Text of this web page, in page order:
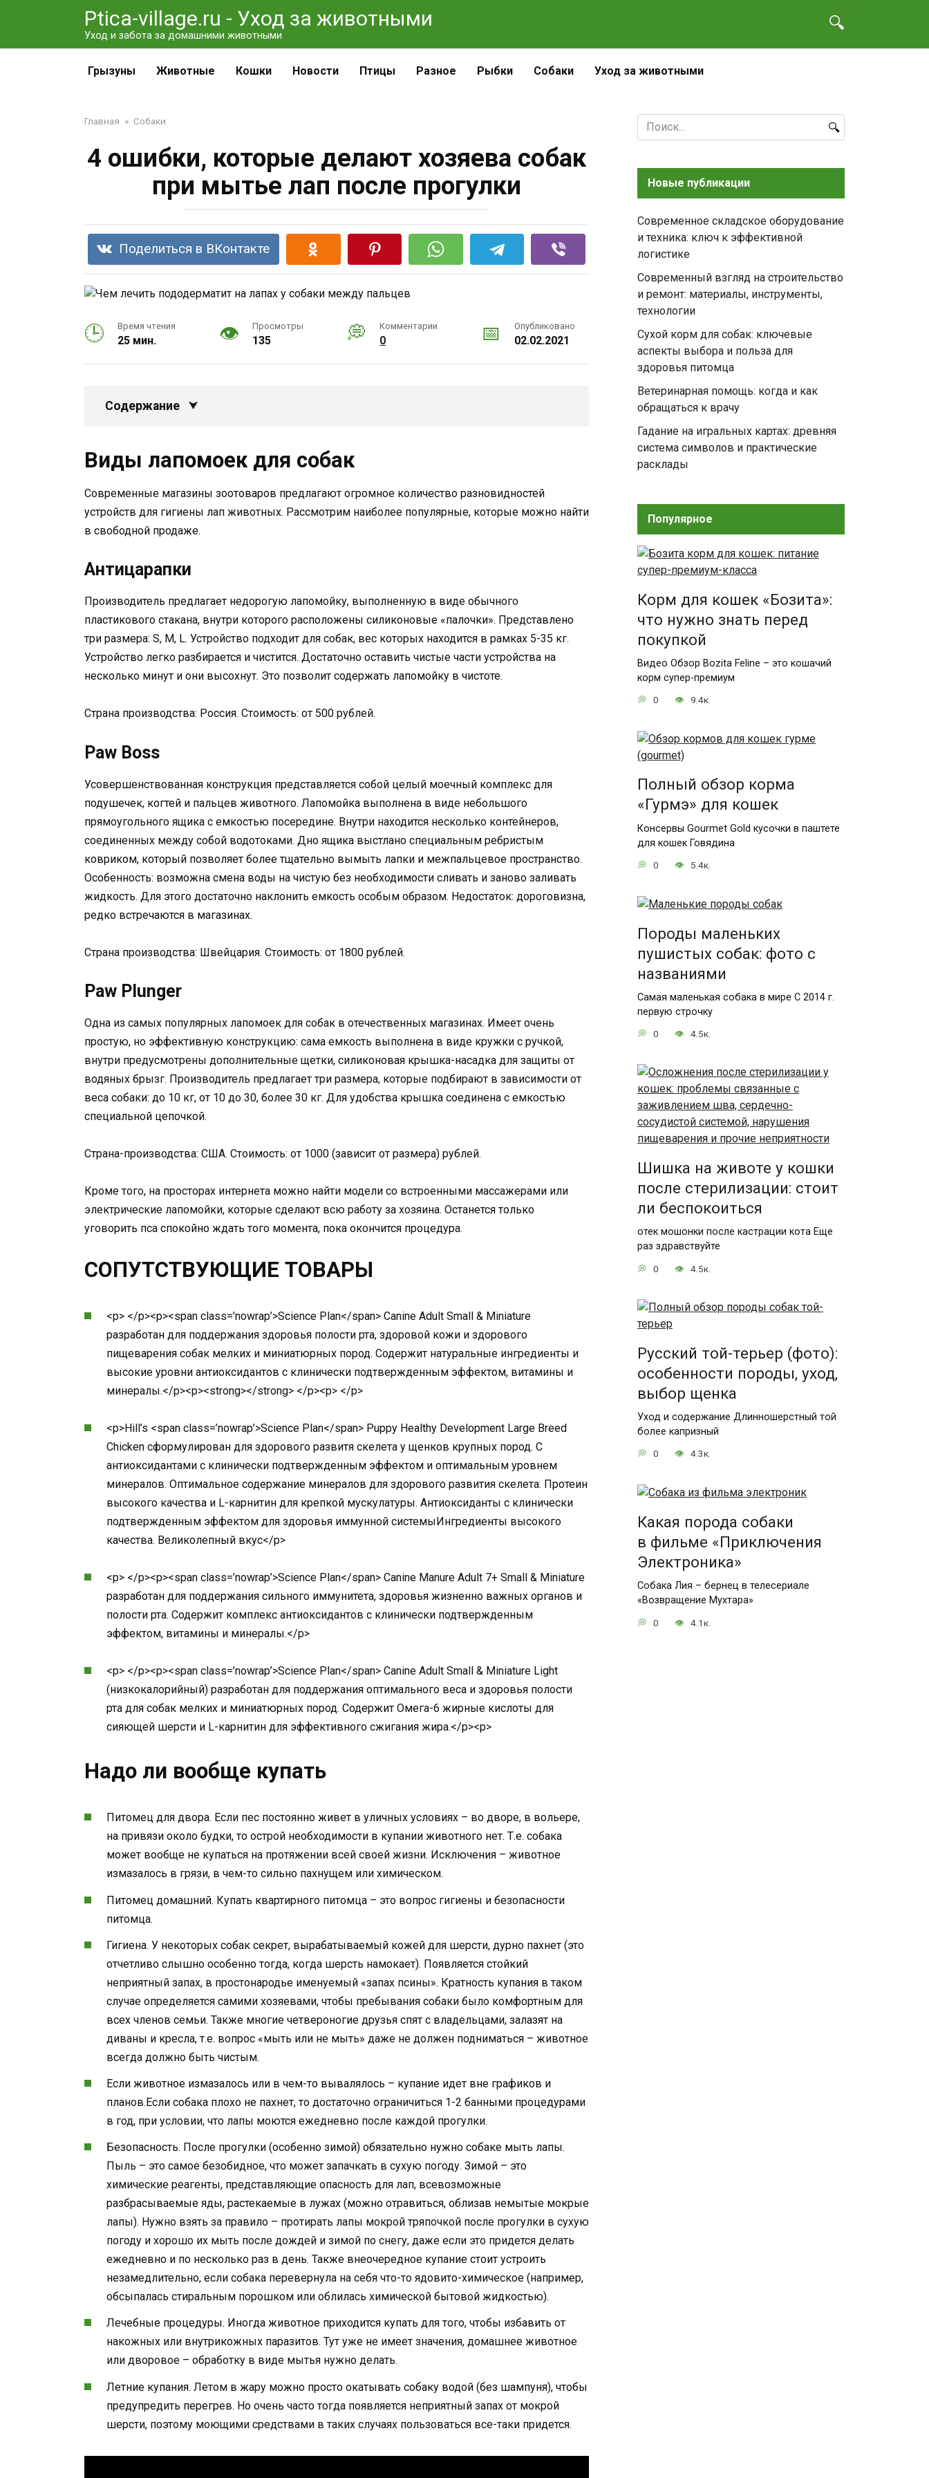
Ptica-village.ru - Уход за животными
Уход и забота за домашними животными
Грызуны Животные Кошки Новости Птицы Разное Рыбки Собаки Уход за животными
Главная » Собаки
4 ошибки, которые делают хозяева собак
при мытье лап после прогулки
Поделиться в ВКонтакте
Время чтения
25 мин.
Просмотры
135
Комментарии
0
Опубликовано
02.02.2021
Содержание
Виды лапомоек для собак
Современные магазины зоотоваров предлагают огромное количество разновидностей
устройств для гигиены лап животных. Рассмотрим наиболее популярные, которые можно найти
в свободной продаже.
Антицарапки
Производитель предлагает недорогую лапомойку, выполненную в виде обычного
пластикового стакана, внутри которого расположены силиконовые «палочки». Представлено
три размера: S, M, L. Устройство подходит для собак, вес которых находится в рамках 5-35 кг.
Устройство легко разбирается и чистится. Достаточно оставить чистые части устройства на
несколько минут и они высохнут. Это позволит содержать лапомойку в чистоте.
Страна производства: Россия. Стоимость: от 500 рублей.
Paw Boss
Усовершенствованная конструкция представляется собой целый моечный комплекс для
подушечек, когтей и пальцев животного. Лапомойка выполнена в виде небольшого
прямоугольного ящика с емкостью посередине. Внутри находится несколько контейнеров,
соединенных между собой водотоками. Дно ящика выстлано специальным ребристым
ковриком, который позволяет более тщательно вымыть лапки и межпальцевое пространство.
Особенность: возможна смена воды на чистую без необходимости сливать и заново заливать
жидкость. Для этого достаточно наклонить емкость особым образом. Недостаток: дороговизна,
редко встречаются в магазинах.
Страна производства: Швейцария. Стоимость: от 1800 рублей.
Paw Plunger
Одна из самых популярных лапомоек для собак в отечественных магазинах. Имеет очень
простую, но эффективную конструкцию: сама емкость выполнена в виде кружки с ручкой,
внутри предусмотрены дополнительные щетки, силиконовая крышка-насадка для защиты от
водяных брызг. Производитель предлагает три размера, которые подбирают в зависимости от
веса собаки: до 10 кг, от 10 до 30, более 30 кг. Для удобства крышка соединена с емкостью
специальной цепочкой.
Страна-производства: США. Стоимость: от 1000 (зависит от размера) рублей.
Кроме того, на просторах интернета можно найти модели со встроенными массажерами или
электрические лапомойки, которые сделают всю работу за хозяина. Останется только
уговорить пса спокойно ждать того момента, пока окончится процедура.
СОПУТСТВУЮЩИЕ ТОВАРЫ
<p> </p><p><span class=’nowrap’>Science Plan</span> Canine Adult Small & Miniature
разработан для поддержания здоровья полости рта, здоровой кожи и здорового
пищеварения собак мелких и миниатюрных пород. Содержит натуральные ингредиенты и
высокие уровни антиоксидантов с клинически подтвержденным эффектом, витамины и
минералы.</p><p><strong></strong> </p><p> </p>
<p>Hill’s <span class=’nowrap’>Science Plan</span> Puppy Healthy Development Large Breed
Chicken сформулирован для здорового развитя скелета у щенков крупных пород. С
антиоксидантами с клинически подтвержденным эффектом и оптимальным уровнем
минералов. Оптимальное содержание минералов для здорового развития скелета. Протеин
высокого качества и L-карнитин для крепкой мускулатуры. Антиоксиданты с клинически
подтвержденным эффектом для здоровья иммунной системыИнгредиенты высокого
качества. Великолепный вкус</p>
<p> </p><p><span class=’nowrap’>Science Plan</span> Canine Manure Adult 7+ Small & Miniature
разработан для поддержания сильного иммунитета, здоровья жизненно важных органов и
полости рта. Содержит комплекс антиоксидантов с клинически подтвержденным
эффектом, витамины и минералы.</p>
<p> </p><p><span class=’nowrap’>Science Plan</span> Canine Adult Small & Miniature Light
(низкокалорийный) разработан для поддержания оптимального веса и здоровья полости
рта для собак мелких и миниатюрных пород. Содержит Омега-6 жирные кислоты для
сияющей шерсти и L-карнитин для эффективного сжигания жира.</p><p>
Надо ли вообще купать
Питомец для двора. Если пес постоянно живет в уличных условиях – во дворе, в вольере,
на привязи около будки, то острой необходимости в купании животного нет. Т.е. собака
может вообще не купаться на протяжении всей своей жизни. Исключения – животное
измазалось в грязи, в чем-то сильно пахнущем или химическом.
Питомец домашний. Купать квартирного питомца – это вопрос гигиены и безопасности
питомца.
Гигиена. У некоторых собак секрет, вырабатываемый кожей для шерсти, дурно пахнет (это
отчетливо слышно особенно тогда, когда шерсть намокает). Появляется стойкий
неприятный запах, в простонародье именуемый «запах псины». Кратность купания в таком
случае определяется самими хозяевами, чтобы пребывания собаки было комфортным для
всех членов семьи. Также многие четвероногие друзья спят с владельцами, залазят на
диваны и кресла, т.е. вопрос «мыть или не мыть» даже не должен подниматься – животное
всегда должно быть чистым.
Если животное измазалось или в чем-то вывалялось – купание идет вне графиков и
планов.Если собака плохо не пахнет, то достаточно ограничиться 1-2 банными процедурами
в год, при условии, что лапы моются ежедневно после каждой прогулки.
Безопасность. После прогулки (особенно зимой) обязательно нужно собаке мыть лапы.
Пыль – это самое безобидное, что может запачкать в сухую погоду. Зимой – это
химические реагенты, представляющие опасность для лап, всевозможные
разбрасываемые яды, растекаемые в лужах (можно отравиться, облизав немытые мокрые
лапы). Нужно взять за правило – протирать лапы мокрой тряпочкой после прогулки в сухую
погоду и хорошо их мыть после дождей и зимой по снегу, даже если это придется делать
ежедневно и по несколько раз в день. Также внеочередное купание стоит устроить
незамедлительно, если собака перевернула на себя что-то ядовито-химическое (например,
обсыпалась стиральным порошком или облилась химической бытовой жидкостью).
Лечебные процедуры. Иногда животное приходится купать для того, чтобы избавить от
накожных или внутрикожных паразитов. Тут уже не имеет значения, домашнее животное
или дворовое – обработку в виде мытья нужно делать.
Летние купания. Летом в жару можно просто окатывать собаку водой (без шампуня), чтобы
предупредить перегрев. Но очень часто тогда появляется неприятный запах от мокрой
шерсти, поэтому моющими средствами в таких случаях пользоваться все-таки придется.
Search
for:
Новые публикации
Современное складское оборудование
и техника: ключ к эффективной
логистике
Современный взгляд на строительство
и ремонт: материалы, инструменты,
технологии
Сухой корм для собак: ключевые
аспекты выбора и польза для
здоровья питомца
Ветеринарная помощь: когда и как
обращаться к врачу
Гадание на игральных картах: древняя
система символов и практические
расклады
Популярное
Корм для кошек «Бозита»:
что нужно знать перед
покупкой
Видео Обзор Bozita Feline – это кошачий
корм супер-премиум
0 9.4к.
Полный обзор корма
«Гурмэ» для кошек
Консервы Gourmet Gold кусочки в паштете
для кошек Говядина
0 5.4к.
Породы маленьких
пушистых собак: фото с
названиями
Самая маленькая собака в мире С 2014 г.
первую строчку
0 4.5к.
Шишка на животе у кошки
после стерилизации: стоит
ли беспокоиться
отек мошонки после кастрации кота Еще
раз здравствуйте
0 4.5к.
Русский той-терьер (фото):
особенности породы, уход,
выбор щенка
Уход и содержание Длинношерстный той
более капризный
0 4.3к.
Какая порода собаки
в фильме «Приключения
Электроника»
Собака Лия – бернец в телесериале
«Возвращение Мухтара»
0 4.1к.